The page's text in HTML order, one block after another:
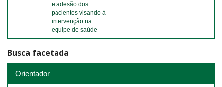
e adesão dos
pacientes visando à
intervenção na
equipe de saúde
Busca facetada
Orientador